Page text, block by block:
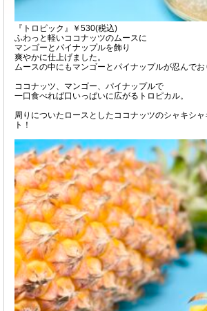
『トロピック』￥530(税込)
ふわっと軽いココナッツのムースに
マンゴーとパイナップルを飾り
爽やかに仕上げました。
ムースの中にもマンゴーとパイナップルが忍んでお
ココナッツ、マンゴー、パイナップルで
一口食べれば口いっぱいに広がるトロピカル。
周りについたロースとしたココナッツのシャキシ
ト！